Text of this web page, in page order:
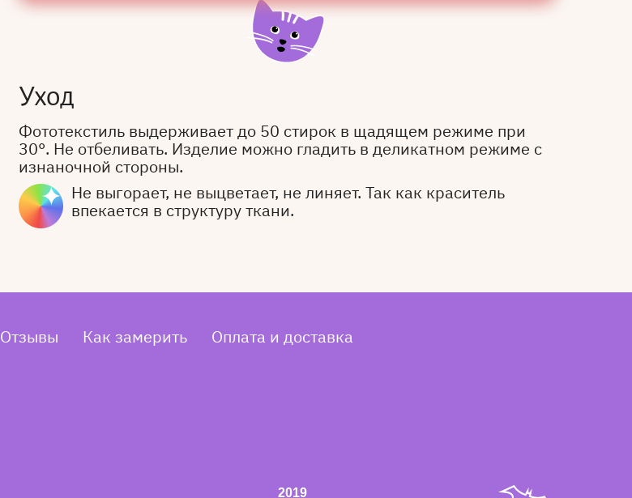
Уход
Фототекстиль выдерживает до 50 стирок в щадящем режиме при
30°. Не отбеливать. Изделие можно гладить в деликатном режиме с
изнаночной стороны.
Не выгорает, не выцветает, не линяет. Так как краситель
впекается в структуру ткани.
Отзывы Как замерить
Оплата и доставка